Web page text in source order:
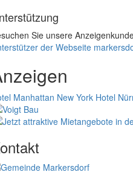
Sie unsere
der Webseite
Manhattan New York Hotel